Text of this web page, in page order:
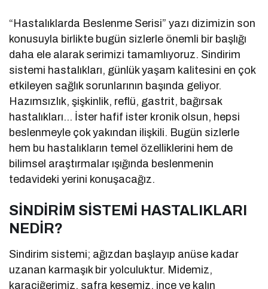
“Hastalıklarda Beslenme Serisi” yazı dizimizin son
konusuyla birlikte bugün sizlerle önemli bir başlığı
daha ele alarak serimizi tamamlıyoruz. Sindirim
sistemi hastalıkları, günlük yaşam kalitesini en çok
etkileyen sağlık sorunlarının başında geliyor.
Hazımsızlık, şişkinlik, reflü, gastrit, bağırsak
hastalıkları… İster hafif ister kronik olsun, hepsi
beslenmeyle çok yakından ilişkili. Bugün sizlerle
hem bu hastalıkların temel özelliklerini hem de
bilimsel araştırmalar ışığında beslenmenin
tedavideki yerini konuşacağız.
SİNDİRİM SİSTEMİ HASTALIKLARI
NEDİR?
Sindirim sistemi; ağızdan başlayıp anüse kadar
uzanan karmaşık bir yolculuktur. Midemiz,
karaciğerimiz, safra kesemiz, ince ve kalın